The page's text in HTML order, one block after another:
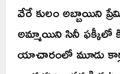
వేరే కులం అబ్బాయిని
అమ్మాయిని సినీ ఫక్కీలో
యాచారంలో మూడు